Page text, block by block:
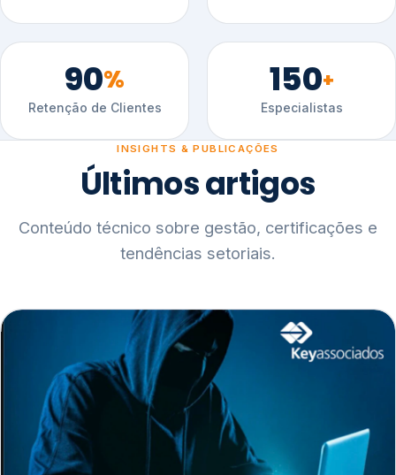
90%
Retenção de Clientes
150+
Especialistas
INSIGHTS & PUBLICAÇÕES
Últimos artigos
Conteúdo técnico sobre gestão, certificações e
tendências setoriais.